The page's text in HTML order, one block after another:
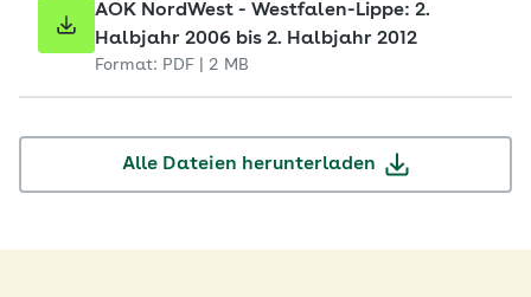
AOK NordWest - Westfalen-Lippe: 2.
Halbjahr 2006 bis 2. Halbjahr 2012
Format: PDF | 2 MB
Alle Dateien herunterladen